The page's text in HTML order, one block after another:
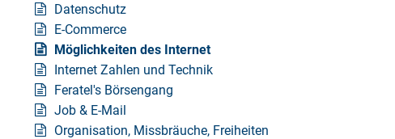
Datenschutz
E-Commerce
Möglichkeiten des Internet
Internet Zahlen und Technik
Feratel's Börsengang
Job & E-Mail
Organisation, Missbräuche, Freiheiten